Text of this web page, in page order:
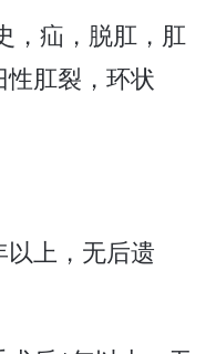
，疝，脱肛，肛
肛裂，环状
以上，无后遗